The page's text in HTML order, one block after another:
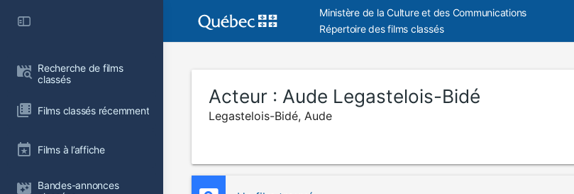
Recherche de films
classés
Films classés récemment
Films à l’affiche
Bandes-annonces
Ministère de la Culture et des Communications
Répertoire des films classés
Acteur : Aude Legastelois-Bidé
Legastelois-Bidé, Aude